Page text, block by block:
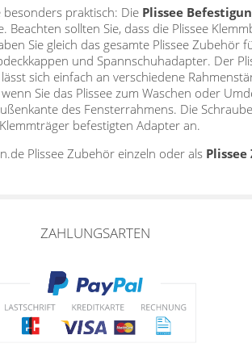
praktisch: Die Plissee
Beachten sollten Sie, dass die Plissee
Sie gleich das gesamte Plissee
und Spannschuhadapter. Der
sich einfach an verschiedene
Sie das Plissee zum Waschen oder
des Fensterrahmens. Die
befestigten Adapter an.
Plissee Zubehör einzeln oder als
ZAHLUNGSARTEN